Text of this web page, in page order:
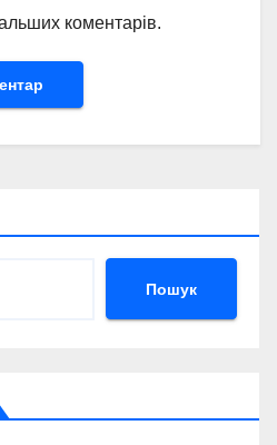
коментарів.
Пошук